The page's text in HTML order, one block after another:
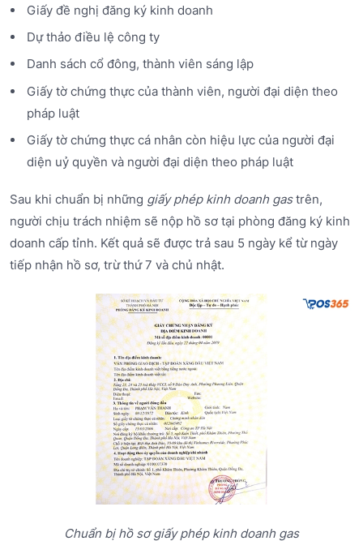
Giấy đề nghị đăng ký kinh doanh
Dự thảo điều lệ công ty
Danh sách cổ đông, thành viên sáng lập
Giấy tờ chứng thực của thành viên, người đại diện theo
pháp luật
Giấy tờ chứng thực cá nhân còn hiệu lực của người đại
diện uỷ quyền và người đại diện theo pháp luật
Sau khi chuẩn bị những giấy phép kinh doanh gastrên,
người chịu trách nhiệm sẽ nộp hồ sơ tại phòng đăng ký kinh
doanh cấp tỉnh. Kết quả sẽ được trả sau 5 ngày kể từ ngày
tiếp nhận hồ sơ, trừ thứ 7 và chủ nhật.
Chuẩn bị hồ sơ giấy phép kinh doanh gas